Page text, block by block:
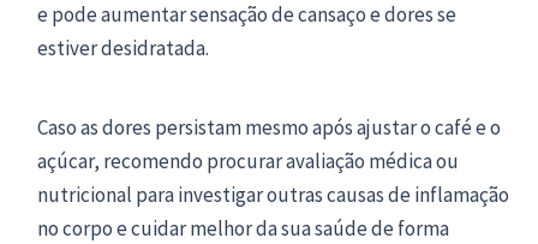
e pode aumentar sensação de cansaço e dores se
estiver desidratada.
Caso as dores persistam mesmo após ajustar o café e o
açúcar, recomendo procurar avaliação médica ou
nutricional para investigar outras causas de inflamação
no corpo e cuidar melhor da sua saúde de forma